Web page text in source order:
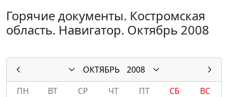
Горячие документы. Костромская
область. Навигатор. Октябрь 2008
ОКТЯБРЬ
2008
ПН
ВТ СР ЧТ ПТ СБ
ВС